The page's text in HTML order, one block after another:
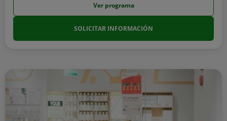
Ver programa
SOLICITAR INFORMACIÓN